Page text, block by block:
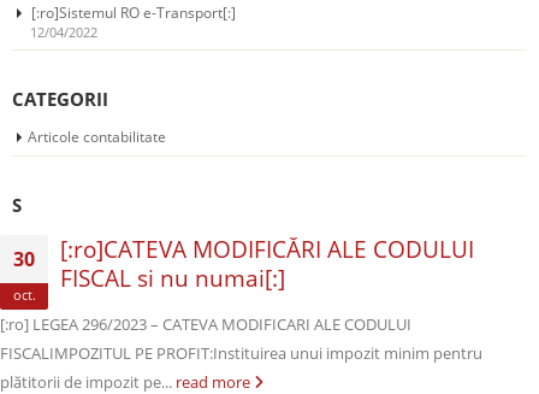
[:ro]Sistemul RO e-Transport[:]
12/04/2022
CATEGORII
Articole contabilitate
S
30
oct.
[:ro]CATEVA MODIFICĂRI ALE CODULUI
FISCAL si nu numai[:]
[:ro] LEGEA 296/2023 – CATEVA MODIFICARI ALE CODULUI
FISCALIMPOZITUL PE PROFIT:Instituirea unui impozit minim pentru
plătitorii de impozit pe... read more